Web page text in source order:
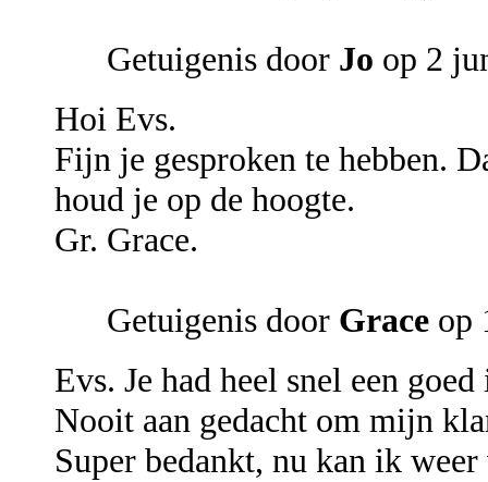
Getuigenis door Jo op 2
Hoi Evs.
Fijn je gesproken te hebben.
houd je op de hoogte.
Gr. Grace.
Getuigenis door Grace op
Evs. Je had heel snel een
Nooit aan gedacht om mijn
Super bedankt, nu kan ik